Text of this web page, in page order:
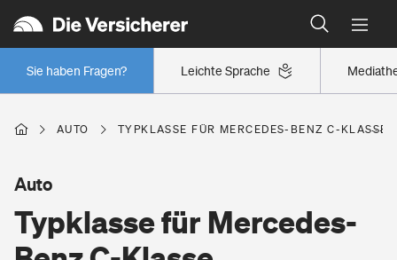
Leichte Sprache
Sie haben Fragen?
Wer versichert was: Jetzt Versicherer finden
Regionalklassen: So ist Ihre Region eingestuft
Wer versichert was: Jetzt Versicherer finden
Berufsunfähigkeitsversicherung
Wohnen
AUTO TYPKLASSE FÜR MERCEDES-BENZ C-
Typklasse für Mercedes-
Auto